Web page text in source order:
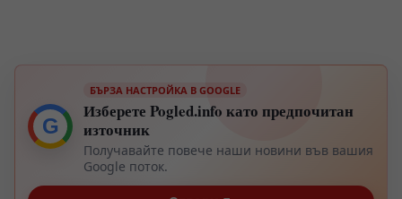
G
БЪРЗА НАСТРОЙКА В GOOGLE
Изберете Pogled.info като предпочитан
източник
Получавайте повече наши новини във вашия
Google поток.